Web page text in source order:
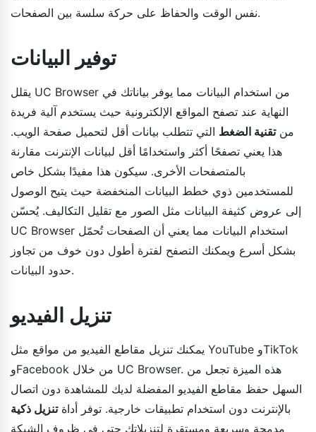
نفس الوقت والحفاظ على حركة سلسة بين الصفحات.
توفير البيانات
يقلل UC Browser من استخدام البيانات مما يوفر بياناتك في
النهاية عند تصفح المواقع الإلكترونية حيث يستخدم آلية فريدة
منتقنية الضغط التي تتطلب بيانات أقل لتحميل صفحة الويب.
هذا يعني تصفحًا أكثر واستخدامًا أقل لبيانات الإنترنت مقارنة
بالمتصفحات الأخرى. سيكون هذا مفيدًا بشكل خاص
للمستخدمين ذوي خطط البيانات المنخفضة حيث يتيح الوصول
إلى عروض كثيفة البيانات مثل الصور مع تقليل التكاليف. يُحسّن
UC Browser استخدام البيانات مما يعني أن الصفحات تُحمّل
بشكل أسرع ويمكنك التصفح لفترة أطول دون خوف من تجاوز
حدود البيانات.
تنزيل الفيديو
يمكنك تنزيل مقاطع الفيديو من مواقع مثل YouTube وTikTok
وFacebook من خلال UC Browser. هذه الميزة تجعل من
السهل حفظ مقاطع الفيديو المفضلة لديك للمشاهدة دون اتصال
بالإنترنت دون استخدام تطبيقات خارجية. توفر أداةتنزيل ذكية
مدمجة وسريعة ومستقرة لتنزيلاتك حتى في ظروف الشبكة